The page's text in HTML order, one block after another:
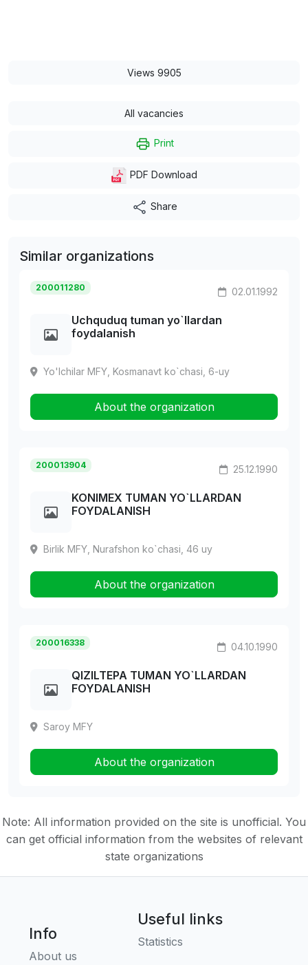
Views 9905
All vacancies
Print
PDF Download
Share
Similar organizations
200011280 02.01.1992
Uchquduq tuman yo`llardan
foydalanish
Yo'lchilar MFY, Kosmanavt ko`chasi, 6-uy
About the organization
200013904 25.12.1990
KONIMEX TUMAN YO`LLARDAN
FOYDALANISH
Birlik MFY, Nurafshon ko`chasi, 46 uy
About the organization
200016338 04.10.1990
QIZILTEPA TUMAN YO`LLARDAN
FOYDALANISH
Saroy MFY
About the organization
Note: All information provided on the site is unofficial. You
can get official information from the websites of relevant
state organizations
Info
About us
Useful links
Statistics